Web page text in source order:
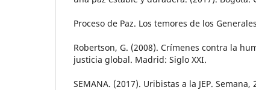
Proceso de Paz. Los temores de los
Robertson, G. (2008). Crímenes contra la
justicia global. Madrid: Siglo XXI.
SEMANA. (2017). Uribistas a la JEP. Semana,